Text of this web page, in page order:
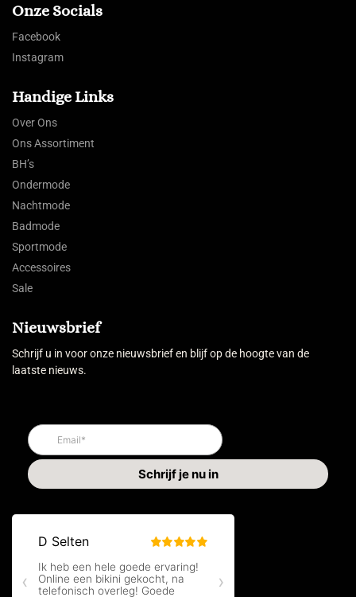
Onze Socials
Facebook
Instagram
Handige Links
Over Ons
Ons Assortiment
BH’s
Ondermode
Nachtmode
Badmode
Sportmode
Accessoires
Sale
Nieuwsbrief
Schrijf u in voor onze nieuwsbrief en blijf op de hoogte van de
laatste nieuws.